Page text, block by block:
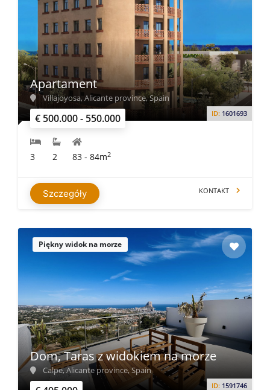
€ 500.000 - 550.000 ID: 1601693
Apartament
Villajoyosa, Alicante province, Spain
3 2 83 - 84m2
Szczegóły KONTAKT
Piękny widok na morze
ID: 1591746
Dom, Taras z widokiem na morze
Calpe, Alicante province, Spain